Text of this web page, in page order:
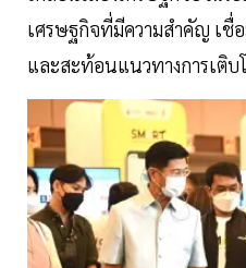
เศรษฐกิจที่มีความสำคัญ เชื่
และสะท้อนแนวทางการเติบ